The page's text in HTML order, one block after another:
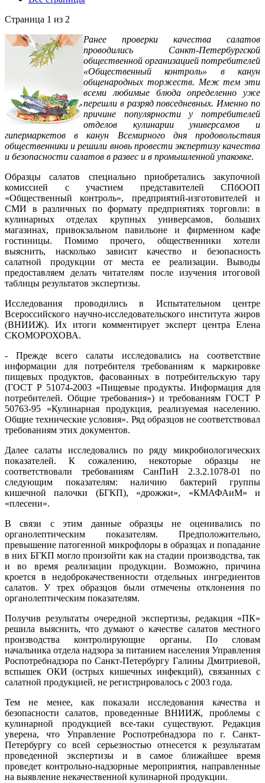
Страница 1 из 2
Ранее проверки качества салатов
проводились Санкт-Петербургской
общественной организацией потребителей
«Общественный контроль» в канун
общенародных торжеств. Меж тем эти
всеми любимые блюда определенно уже
перешли в разряд повседневных. Именно по
причине популярности у потребителей
отделов кулинарии универсамов и
гипермаркетов в канун Всемирного дня продовольствия
общественники и решили вновь провести экспертизу качества
и безопасности салатов в развес и в промышленной упаковке.
Образцы салатов специально приобретались закупочной
комиссией с участием представителей СПбООП
«Общественный контроль», предприятий-изготовителей и
СМИ в различных по формату предприятиях торговли: в
кулинарных отделах крупных универсамов, больших
магазинах, привокзальном павильоне и фирменном кафе
гостиницы. Помимо прочего, общественники хотели
выяснить, насколько зависит качество и безопасность
салатной продукции от места ее реализации. Выводы
предоставляем делать читателям после изучения итоговой
таблицы результатов экспертизы.
Исследования проводились в Испытательном центре
Всероссийского научно-исследовательского института жиров
(ВНИИЖ). Их итоги комментирует эксперт центра Елена
СКОМОРОХОВА.
- Прежде всего салаты исследовались на соответствие
информации для потребителя требованиям к маркировке
пищевых продуктов, фасованных в потребительскую тару
(ГОСТ Р 51074-2003 «Пищевые продукты. Информация для
потребителей. Общие требования») и требованиям ГОСТ Р
50763-95 «Кулинарная продукция, реализуемая населению.
Общие технические условия». Ряд образцов не соответствовал
требованиям этих документов.
Далее салаты исследовались по ряду микробиологических
показателей. К сожалению, некоторые образцы не
соответствовали требованиям СанПиН 2.3.2.1078-01 по
следующим показателям: наличию бактерий группы
кишечной палочки (БГКП), «дрожжи», «КМАФАиМ» и
«плесени».
В связи с этим данные образцы не оценивались по
органолептическим показателям. Предположительно,
превышение патогенной микрофлоры в образцах и попадание
в них БГКП могло произойти как на стадии производства, так
и во время реализации продукции. Возможно, причина
кроется в недоброкачественности отдельных ингредиентов
салатов. У трех образцов были отмечены отклонения по
органолептическим показателям.
Получив результаты очередной экспертизы, редакция «ПК»
решила выяснить, что думают о качестве салатов местного
производства контролирующие органы. По словам
начальника отдела надзора за питанием населения Управления
Роспотребнадзора по Санкт-Петербургу Галины Дмитриевой,
вспышек ОКИ (острых кишечных инфекций), связанных с
салатной продукцией, не регистрировалось с 2003 года.
Тем не менее, как показали исследования качества и
безопасности салатов, проведенные ВНИИЖ, проблемы с
кулинарной продукцией все-таки существуют. Редакция
уверена, что Управление Роспотребнадзора по г. Санкт-
Петербургу со всей серьезностью отнесется к результатам
проведенной экспертизы и в самое ближайшее время
проведет контрольно-надзорные мероприятия, направленные
на выявление некачественной кулинарной продукции.